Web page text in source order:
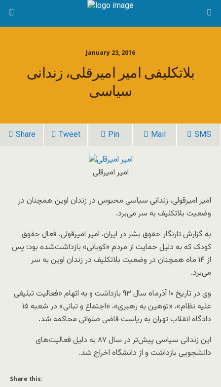
January 23, 2016
بلاتکلیفی امیر امیرقلی، زندانی
سیاسی
Share Tweet Pin Mail SMS
امیر امیرقلی
امیر امیرقولی، زندانی سیاسی محبوس در زندان اوین همچنان در
وضعیت بلاتکلیف به سر می‌برد.
به گزارش تارنگار حقوق بشر در ایران، امیر امیرقولی، فعال حقوق
کودک که به دلیل حمایت از مردم «کوبانی» بازداشت‌شده بود؛ پس
از ۱۴ ماه همچنان در وضعیت بلاتکلیف در زندان اوین به سر
می‌برد.
وی در تاریخ ۱۰ آذرماه سال ۹۳ بازداشت و به اتهام «فعالیت تبلیغی
علیه نظام»، «توهین به رهبری»، «اجتماع و تبانی» در شعبه ۱۵
دادگاه انقلاب تهران به ریاست قاضی صلواتی محاکمه شد.
این زندانی سیاسی پیش‌تر در سال ۸۷ به دلیل فعالیت‌های
دانشجویی بازداشت و از دانشگاه اخراج شد.
Share this: